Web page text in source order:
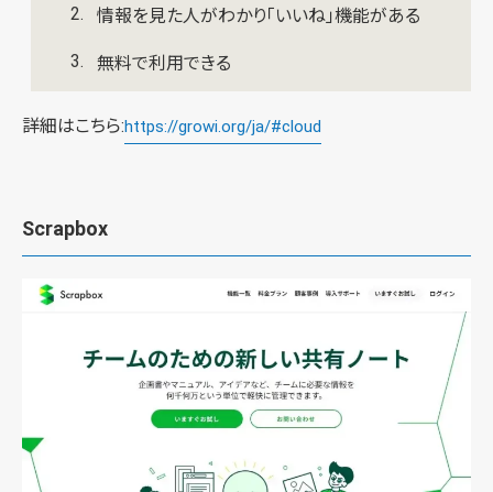
情報を見た人がわかり「いいね」機能がある
無料で利用できる
詳細はこちら:https://growi.org/ja/#cloud
Scrapbox